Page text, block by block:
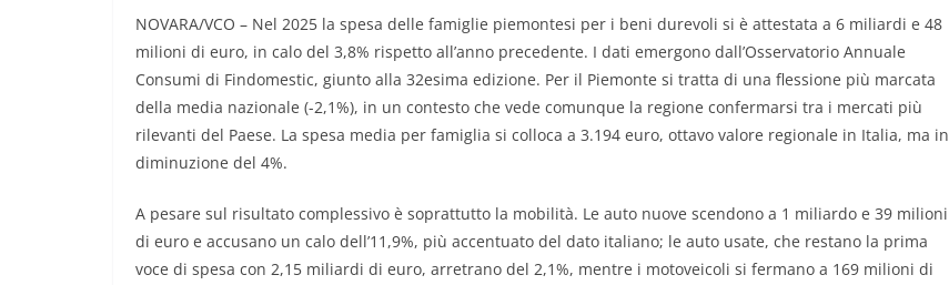
NOVARA/VCO – Nel 2025 la spesa delle famiglie piemontesi per i beni durevoli si è attestata a 6 miliardi e 48
milioni di euro, in calo del 3,8% rispetto all’anno precedente. I dati emergono dall’Osservatorio Annuale
Consumi di Findomestic, giunto alla 32esima edizione. Per il Piemonte si tratta di una flessione più marcata
della media nazionale (-2,1%), in un contesto che vede comunque la regione confermarsi tra i mercati più
rilevanti del Paese. La spesa media per famiglia si colloca a 3.194 euro, ottavo valore regionale in Italia, ma in
diminuzione del 4%.
A pesare sul risultato complessivo è soprattutto la mobilità. Le auto nuove scendono a 1 miliardo e 39 milioni
di euro e accusano un calo dell’11,9%, più accentuato del dato italiano; le auto usate, che restano la prima
voce di spesa con 2,15 miliardi di euro, arretrano del 2,1%, mentre i motoveicoli si fermano a 169 milioni di